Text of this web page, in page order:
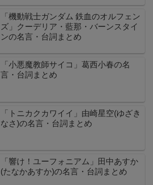
「機動戦士ガンダム 鉄血のオルフェン
ズ」クーデリア・藍那・バーンスタイ
ンの名言・台詞まとめ
「小悪魔教師サイコ」葛西小春の名
言・台詞まとめ
「トニカクカワイイ」由崎星空(ゆざき
なさ)の名言・台詞まとめ
「響け！ユーフォニアム」田中あすか
(たなかあすか)の名言・台詞まとめ